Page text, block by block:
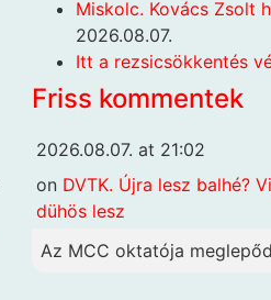
Miskolc. Kovács Zsolt
2026.08.07.
Itt a rezsicsökkentés
Friss kommentek
2026.08.07. at 21:02
on DVTK. Újra lesz balhé?
dühös lesz
Az MCC oktatója